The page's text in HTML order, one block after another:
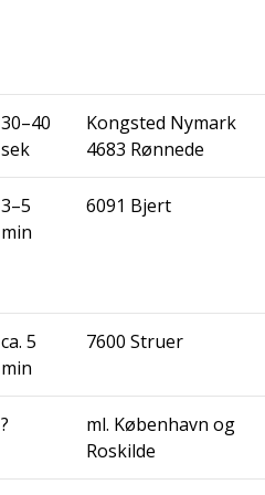
30–40
sek
Kong­sted Nymark
4683 Røn­ne­de
3–5
min
6091 Bjert
ca. 5
min
7600 Stru­er
?
ml. Køben­havn og
Roskil­de